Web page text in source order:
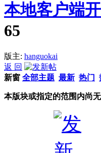
本地客户端
65
版主: hanguokai
返 回
新窗 全部主题 最新 热门
本版块或指定的范围内尚